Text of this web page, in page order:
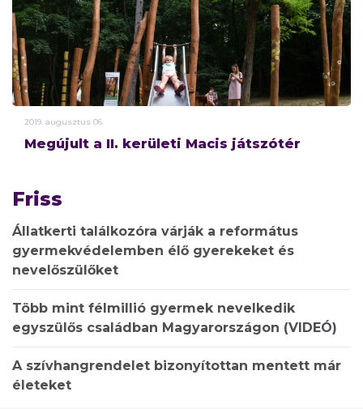
2019. augusztus 06.
Megújult a II. kerületi Macis játszótér
Friss
Állatkerti találkozóra várják a református
gyermekvédelemben élő gyerekeket és
nevelőszülőket
Több mint félmillió gyermek nevelkedik
egyszülős családban Magyarországon (VIDEÓ)
A szívhangrendelet bizonyítottan mentett már
életeket